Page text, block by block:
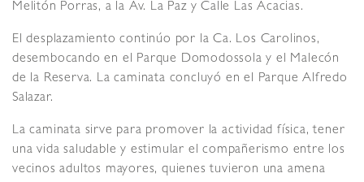
Melitón Porras, a la Av. La Paz y Calle Las Acacias.
El desplazamiento continúo por la Ca. Los Carolinos,
desembocando en el Parque Domodossola y el Malecón
de la Reserva. La caminata concluyó en el Parque Alfredo
Salazar.
La caminata sirve para promover la actividad física, tener
una vida saludable y estimular el compañerismo entre los
vecinos adultos mayores, quienes tuvieron una amena